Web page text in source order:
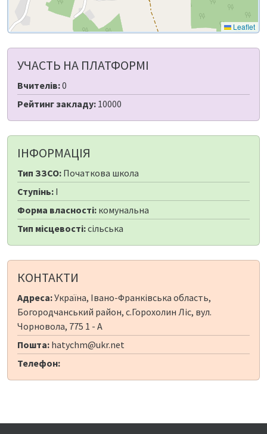
Leaflet
УЧАСТЬ НА ПЛАТФОРМІ
Вчителів:0
Рейтинг закладу: 10000
ІНФОРМАЦІЯ
Тип ЗЗСО: Початкова школа
Ступінь: I
Форма власності: комунальна
Тип місцевості:сільська
КОНТАКТИ
Адреса:Україна, Івано-Франківська область,
Богородчанський район, с.Горохолин Ліс, вул.
Чорновола, 775 1 - А
Пошта: hatychm@ukr.net
Телефон: